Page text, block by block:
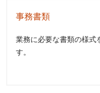
事務書類
業務に必要な書類の様式
す。